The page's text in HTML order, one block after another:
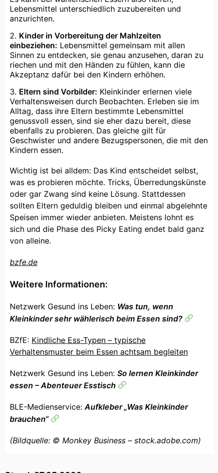
Lebensmittel unterschiedlich zuzubereiten und
anzurichten.
Kinder in Vorbereitung der Mahlzeiten
einbeziehen: Lebensmittel gemeinsam mit allen
Sinnen zu entdecken, sie genau anzusehen, daran zu
riechen und mit den Händen zu fühlen, kann die
Akzeptanz dafür bei den Kindern erhöhen.
Eltern sind Vorbilder: Kleinkinder erlernen viele
Verhaltensweisen durch Beobachten. Erleben sie im
Alltag, dass ihre Eltern bestimmte Lebensmittel
genussvoll essen, sind sie eher dazu bereit, diese
ebenfalls zu probieren. Das gleiche gilt für
Geschwister und andere Bezugspersonen, die mit den
Kindern essen.
Wichtig ist bei alldem: Das Kind entscheidet selbst,
was es probieren möchte. Tricks, Überredungskünste
oder gar Zwang sind keine Lösung. Stattdessen
sollten Eltern geduldig bleiben und einmal abgelehnte
Speisen immer wieder anbieten. Meistens lohnt es
sich und die Phase des Picky Eating endet bald ganz
von alleine.
bzfe.de
Weitere Informationen:
Netzwerk Gesund ins Leben: Was tun, wenn
Kleinkinder sehr wählerisch beim Essen sind?
BZfE: Kindliche Ess-Typen – typische
Verhaltensmuster beim Essen achtsam begleiten
Netzwerk Gesund ins Leben: So lernen Kleinkinder
essen – Abenteuer Esstisch
BLE-Medienservice: Aufkleber „Was Kleinkinder
brauchen“
(Bildquelle: © Monkey Business – stock.adobe.com)